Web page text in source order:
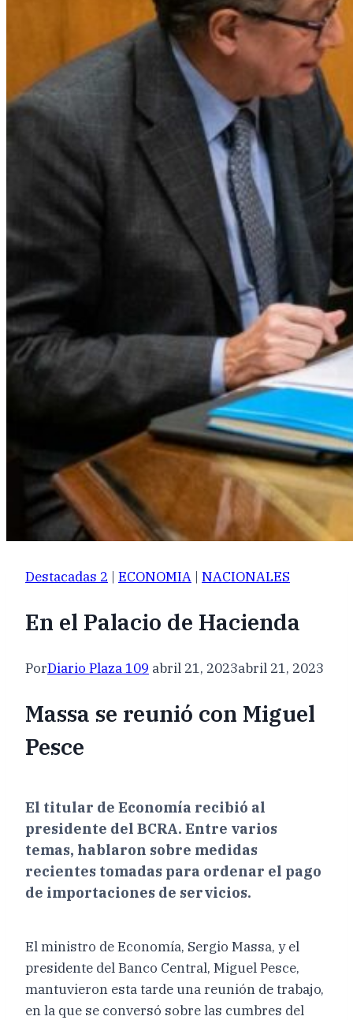
Destacadas 2 | ECONOMIA | NACIONALES
En el Palacio de Hacienda
PorDiario Plaza 109 abril 21, 2023abril 21, 2023
Massa se reunió con Miguel
Pesce
El titular de Economía recibió al
presidente del BCRA. Entre varios
temas, hablaron sobre medidas
recientes tomadas para ordenar el pago
de importaciones de servicios.
El ministro de Economía, Sergio Massa, y el
presidente del Banco Central, Miguel Pesce,
mantuvieron esta tarde una reunión de trabajo,
en la que se conversó sobre las cumbres del